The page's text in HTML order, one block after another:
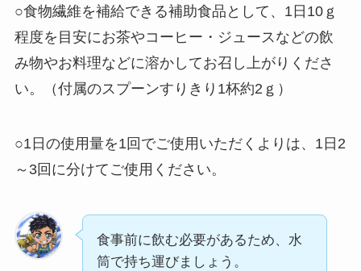
○食物繊維を補給できる補助食品として、1日10ｇ
程度を目安にお茶やコーヒー・ジュースなどの飲
み物やお料理などに溶かしてお召し上がりくださ
い。（付属のスプーンすりきり1杯約2ｇ）
○1日の使用量を1回でご使用いただくよりは、1日2
～3回に分けてご使用ください。
食事前に飲む必要があるため、水
筒で持ち運びましょう。